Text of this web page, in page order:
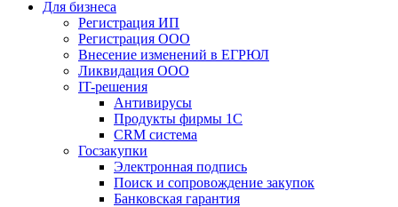
Для бизнеса
Регистрация ИП
Регистрация ООО
Внесение изменений в ЕГРЮЛ
Ликвидация ООО
IT-решения
Антивирусы
Продукты фирмы 1C
CRM система
Госзакупки
Электронная подпись
Поиск и сопровождение закупок
Банковская гарантия